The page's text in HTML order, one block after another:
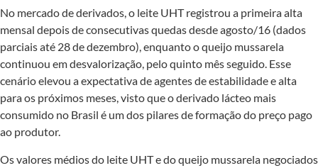
No mercado de derivados, o leite UHT registrou a primeira alta
mensal depois de consecutivas quedas desde agosto/16 (dados
parciais até 28 de dezembro), enquanto o queijo mussarela
continuou em desvalorização, pelo quinto mês seguido. Esse
cenário elevou a expectativa de agentes de estabilidade e alta
para os próximos meses, visto que o derivado lácteo mais
consumido no Brasil é um dos pilares de formação do preço pago
ao produtor.
Os valores médios do leite UHT e do queijo mussarela negociados